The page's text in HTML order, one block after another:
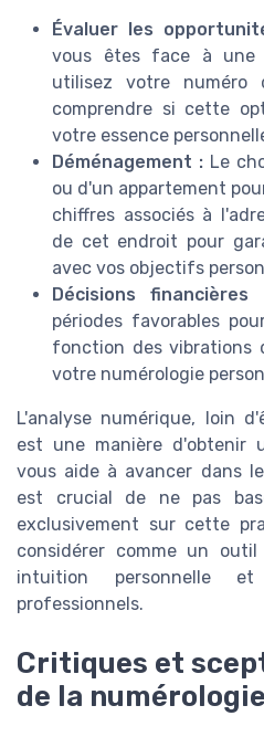
Évaluer les
vous êtes face à une
utilisez votre
comprendre si cette
votre essence
Déménagement : Le
ou d'un appartement
chiffres associés à
de cet endroit pour
avec vos objectifs
Décisions financières
périodes favorables
fonction des vibrations
votre numérologie
L'analyse numérique, loin
est une manière d'obtenir
vous aide à avancer dans
est crucial de ne pas
exclusivement sur cette
considérer comme un
intuition personnelle
professionnels.
Critiques et
de la numérologie